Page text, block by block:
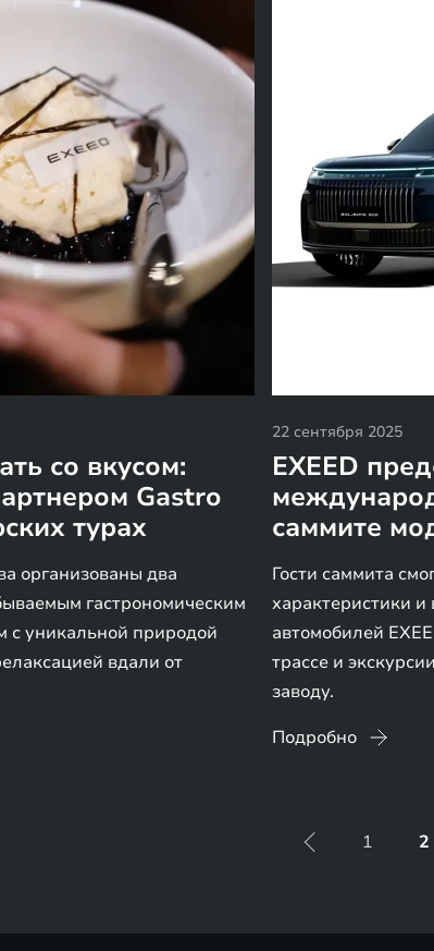
со вкусом:
Gastro
турах
организованы два
гастрономическим
с уникальной природой
вдали от
22 сентября 2025
EXEED
саммите
Гости саммита
характеристики
автомобилей
трассе и
заводу.
Подробно
1 2